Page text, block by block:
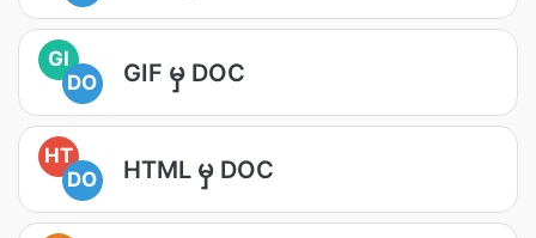
GI
DO
GIF မှ DOC
HT
DO
HTML မှ DOC